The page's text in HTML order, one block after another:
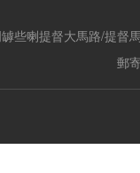
些喇提督大馬路/提督
郵